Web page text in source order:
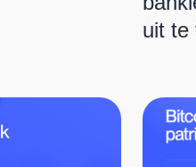
uit te